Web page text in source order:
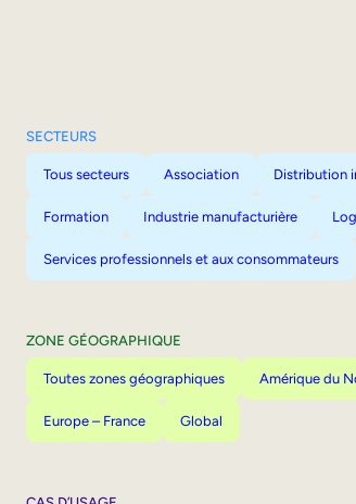
SECTEURS
Tous secteurs Association Distribution
Formation Industrie manufacturière
Services professionnels et aux consommateurs
ZONE GÉOGRAPHIQUE
Toutes zones géographiques Amérique du
Europe – France Global